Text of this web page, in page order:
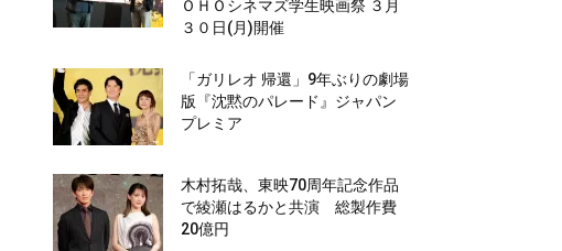
ＯＨＯシネマズ学生映画祭 ３月
３０日(月)開催
「ガリレオ 帰還」9年ぶりの劇場
版『沈黙のパレード』ジャパン
プレミア
木村拓哉、東映70周年記念作品
で綾瀬はるかと共演 総製作費
20億円